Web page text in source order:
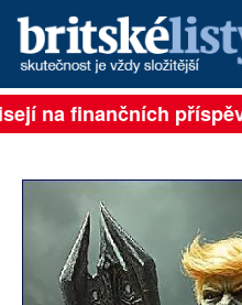
PŘIHLÁSIT
ROZHOVORY
na finančních